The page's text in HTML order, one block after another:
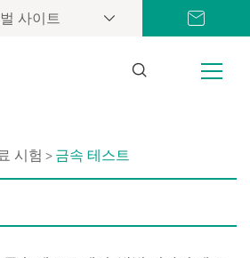
사이트
시험 금속 테스트